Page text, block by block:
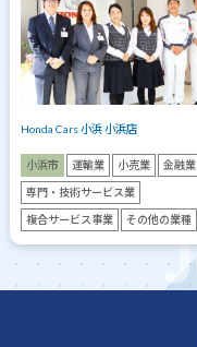
Honda Cars 小浜 小浜店
小浜市 運輸業 小売業 金融業
専門・技術サービス業
複合サービス事業 その他の業種